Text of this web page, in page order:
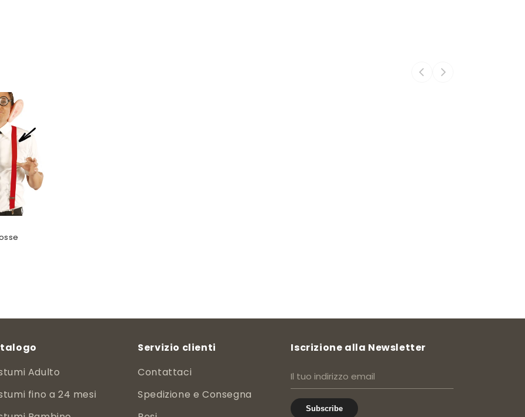
Adulto
fino a 24 mesi
Servizio clienti
Contattaci
Spedizione e Consegna
Iscrizione alla Newsletter
Subscribe